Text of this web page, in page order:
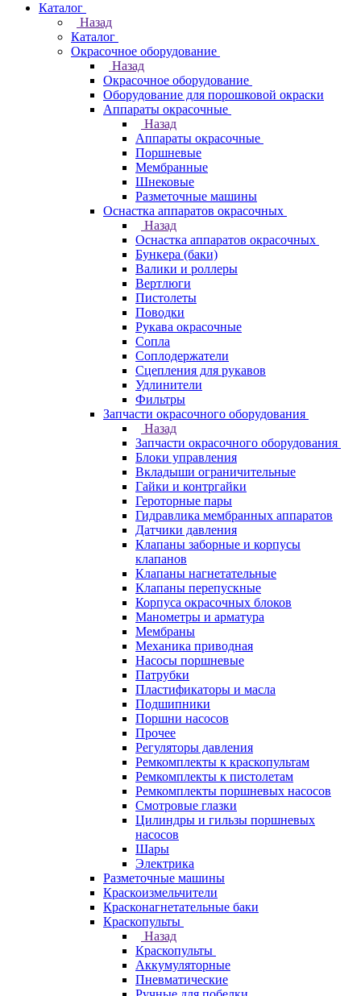
Каталог
Назад
Каталог
Окрасочное оборудование
Назад
Окрасочное оборудование
Оборудование для порошковой окраски
Аппараты окрасочные
Назад
Аппараты окрасочные
Поршневые
Мембранные
Шнековые
Разметочные машины
Оснастка аппаратов окрасочных
Назад
Оснастка аппаратов окрасочных
Бункера (баки)
Валики и роллеры
Вертлюги
Пистолеты
Поводки
Рукава окрасочные
Сопла
Соплодержатели
Сцепления для рукавов
Удлинители
Фильтры
Запчасти окрасочного оборудования
Назад
Запчасти окрасочного оборудования
Блоки управления
Вкладыши ограничительные
Гайки и контргайки
Героторные пары
Гидравлика мембранных аппаратов
Датчики давления
Клапаны заборные и корпусы
клапанов
Клапаны нагнетательные
Клапаны перепускные
Корпуса окрасочных блоков
Манометры и арматура
Мембраны
Механика приводная
Насосы поршневые
Патрубки
Пластификаторы и масла
Подшипники
Поршни насосов
Прочее
Регуляторы давления
Ремкомплекты к краскопультам
Ремкомплекты к пистолетам
Ремкомплекты поршневых насосов
Смотровые глазки
Цилиндры и гильзы поршневых
насосов
Шары
Электрика
Разметочные машины
Краскоизмельчители
Красконагнетательные баки
Краскопульты
Назад
Краскопульты
Аккумуляторные
Пневматические